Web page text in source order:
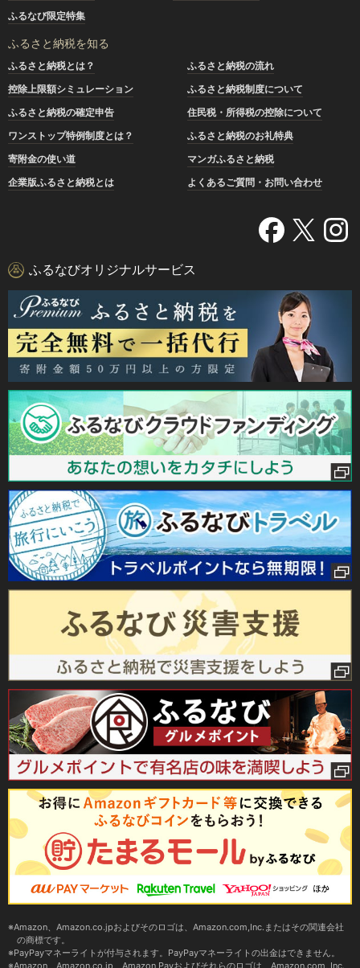
ふるなび限定特集
ふるさと納税を知る
ふるさと納税とは？
ふるさと納税の流れ
控除上限額シミュレーション
ふるさと納税制度について
ふるさと納税の確定申告
住民税・所得税の控除について
ワンストップ特例制度とは？
ふるさと納税のお礼特典
寄附金の使い道
マンガふるさと納税
企業版ふるさと納税とは
よくあるご質問・お問い合わせ
ふるなびオリジナルサービス
Amazon、Amazon.co.jpおよびそのロゴは、Amazon.com,Inc.またはその関連会社
の商標です。
PayPayマネーライトが付与されます。PayPayマネーライトの出金はできません。
Amazon、Amazon.co.jp、Amazon Payおよびそれらのロゴは、Amazon.com, Inc.